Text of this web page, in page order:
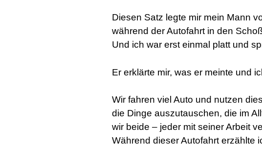
Diesen Satz legte mir mein Mann
während der Autofahrt in den
Und ich war erst einmal platt und
Er erklärte mir, was er meinte und
Wir fahren viel Auto und nutzen
die Dinge auszutauschen, die im
wir beide – jeder mit seiner Arbeit
Während dieser Autofahrt erzählte